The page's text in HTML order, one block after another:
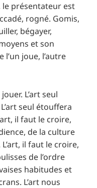
le présentateur est
rogné. Gomis,
bégayer,
et son
joue, l’autre
L’art seul
seul étouffera
il faut le croire,
de la culture
il faut le croire,
de l’ordre
habitudes et
L’art nous